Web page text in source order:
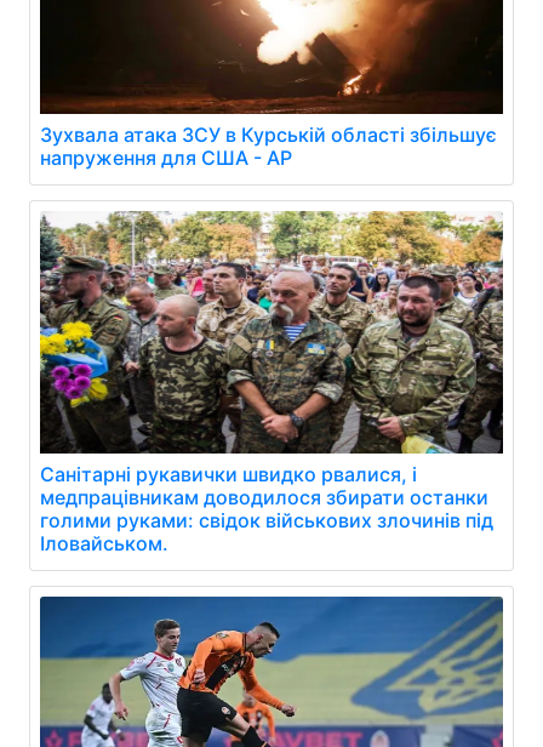
Зухвала атака ЗСУ в Курській області збільшує
напруження для США - AP
Санітарні рукавички швидко рвалися, і
медпрацівникам доводилося збирати останки
голими руками: свідок військових злочинів під
Іловайськом.